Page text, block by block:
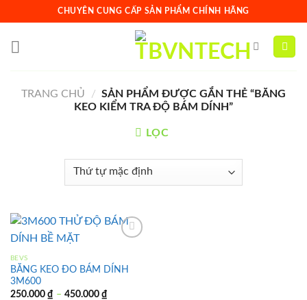
to
content
CHUYÊN CUNG CẤP SẢN PHẨM CHÍNH HÃNG
TRANG CHỦ / SẢN PHẨM ĐƯỢC GẮN THẺ “BĂNG
KEO KIỂM TRA ĐỘ BÁM DÍNH”
LỌC
Add to
BEVS
BĂNG KEO ĐO BÁM DÍNH
3M600
250.000 ₫ – 450.000 ₫